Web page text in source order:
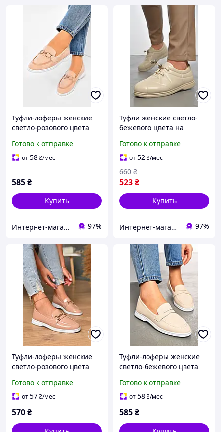
Туфли-лоферы женские
светло-розового цвета
Готово к отправке
от58₴/мес
585₴
Купить
Интернет-магазин Minimalka.com - минимальные цены на одежду и обувь, нижнее белье и другие товары 97%
Туфли женские светло-
бежевого цвета на
Готово к отправке
от52₴/мес
523₴
660 ₴
Купить
Интернет-магазин Minimalka.com - минимальные цены на одежду и обувь, нижнее белье и другие товары 97%
Туфли-лоферы женские
светло-розового цвета
Готово к отправке
от57₴/мес
570₴
Туфли-лоферы женские
светло-бежевого цвета
Готово к отправке
от58₴/мес
585₴